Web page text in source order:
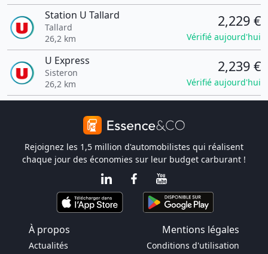
Station U Tallard
Tallard
26,2 km
2,229 €
Vérifié aujourd'hui
U Express
Sisteron
26,2 km
2,239 €
Vérifié aujourd'hui
Rejoignez les 1,5 million d'automobilistes qui réalisent
chaque jour des économies sur leur budget carburant !
À propos Mentions légales
Actualités
Conditions d'utilisation